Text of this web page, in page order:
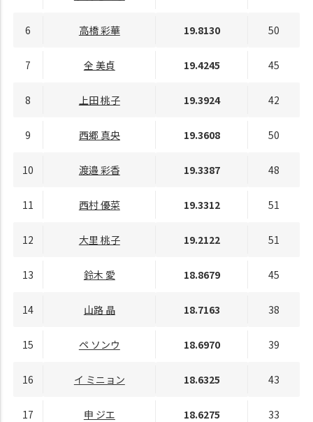
6 高橋 彩華 19.8130 50
7 全 美貞 19.4245 45
8 上田 桃子 19.3924 42
9 西郷 真央 19.3608 50
10 渡邉 彩香 19.3387 48
11 西村 優菜 19.3312 51
12 大里 桃子 19.2122 51
13 鈴木 愛 18.8679 45
14 山路 晶 18.7163 38
15 ペ ソンウ 18.6970 39
16 イ ミニョン 18.6325 43
17 申 ジエ 18.6275 33